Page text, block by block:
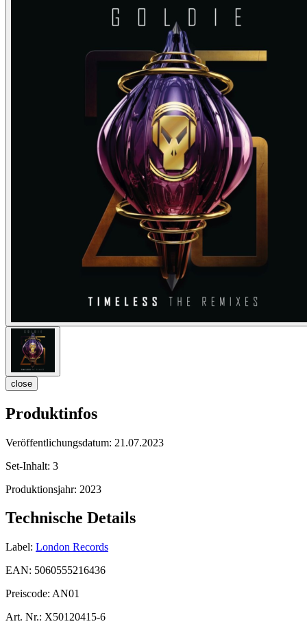
close
Produktinfos
Veröffentlichungsdatum: 21.07.2023
Set-Inhalt: 3
Produktionsjahr: 2023
Technische Details
Label: London Records
EAN: 5060555216436
Preiscode: AN01
Art. Nr.: X50120415-6